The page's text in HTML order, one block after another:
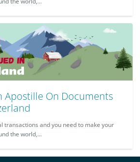
Apostille On Documents
transactions and you need to make your
the world,...